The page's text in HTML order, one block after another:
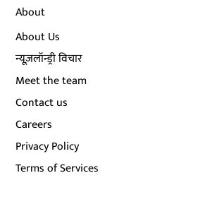
About
About Us
न्यूज़लॉन्ड्री विचार
Meet the team
Contact us
Careers
Privacy Policy
Terms of Services